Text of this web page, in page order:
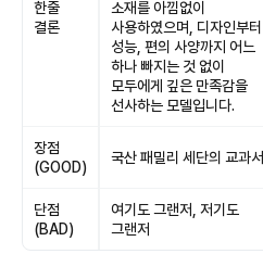
한줄
결론
소재를 아낌없이
사용하였으며, 디자인부터
성능, 편의 사양까지 어느
하나 빠지는 것 없이
모두에게 깊은 만족감을
선사하는 모델입니다.
장점
(GOOD)
국산 패밀리 세단의 교과서
단점
(BAD)
여기도 그랜저, 저기도
그랜저